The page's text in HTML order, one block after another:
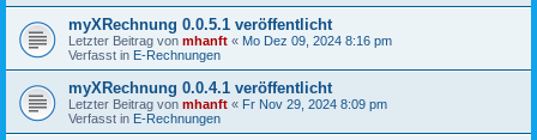
myXRechnung 0.0.5.1 veröffentlicht
Letzter Beitrag von mhanft « Mo Dez 09, 2024 8:16 pm
Verfasst in E-Rechnungen
myXRechnung 0.0.4.1 veröffentlicht
Letzter Beitrag von mhanft « Fr Nov 29, 2024 8:09 pm
Verfasst in E-Rechnungen